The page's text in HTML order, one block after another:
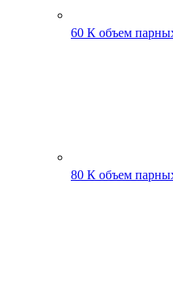
60 К объем
80 К объем